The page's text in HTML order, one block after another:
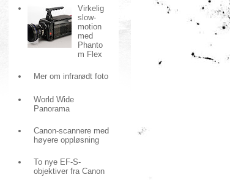
Virkelig
slow-
motion
med
Phanto
m Flex
Mer om infrarødt foto
World Wide
Panorama
Canon-scannere med
høyere oppløsning
To nye EF-S-
objektiver fra Canon